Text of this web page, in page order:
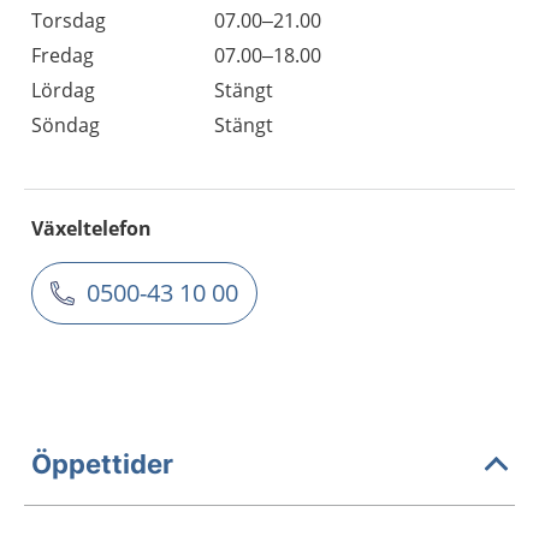
Torsdag
07.00–21.00
Fredag
07.00–18.00
Lördag
Stängt
Söndag
Stängt
Växeltelefon
0500-43 10 00
Öppettider